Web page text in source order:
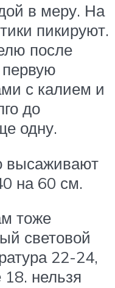
в меру. На
пикируют.
после
с калием и
до
одну.
высаживают
на 60 см.
тоже
световой
22-24,
нельзя